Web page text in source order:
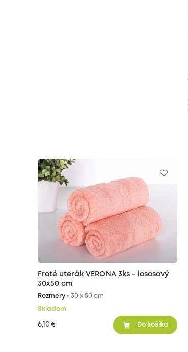
Froté uterák VERONA 3ks - lososový
30x50 cm
Rozmery •30 x 50 cm
Skladom
6,10 € Do košíka